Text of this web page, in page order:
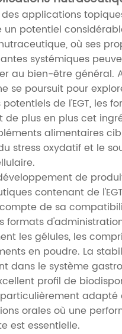
applications
un potentiel
où ses
systémiques
au bien-être général.
se poursuit pour
de l'EGT, les
de plus en plus cet
alimentaires
stress oxydatif et le
de
contenant de
de sa
formats
les gélules, les
en poudre. La
dans le système
profil de
adapté
orales où une
est essentielle.